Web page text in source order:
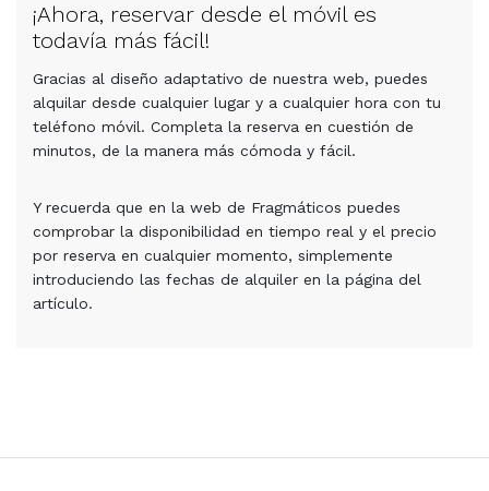
¡Ahora, reservar desde el móvil es
todavía más fácil!
Gracias al diseño adaptativo de nuestra web, puedes
alquilar desde cualquier lugar y a cualquier hora con tu
teléfono móvil. Completa la reserva en cuestión de
minutos, de la manera más cómoda y fácil.
Y recuerda que en la web de Fragmáticos puedes
comprobar la disponibilidad en tiempo real y el precio
por reserva en cualquier momento, simplemente
introduciendo las fechas de alquiler en la página del
artículo.